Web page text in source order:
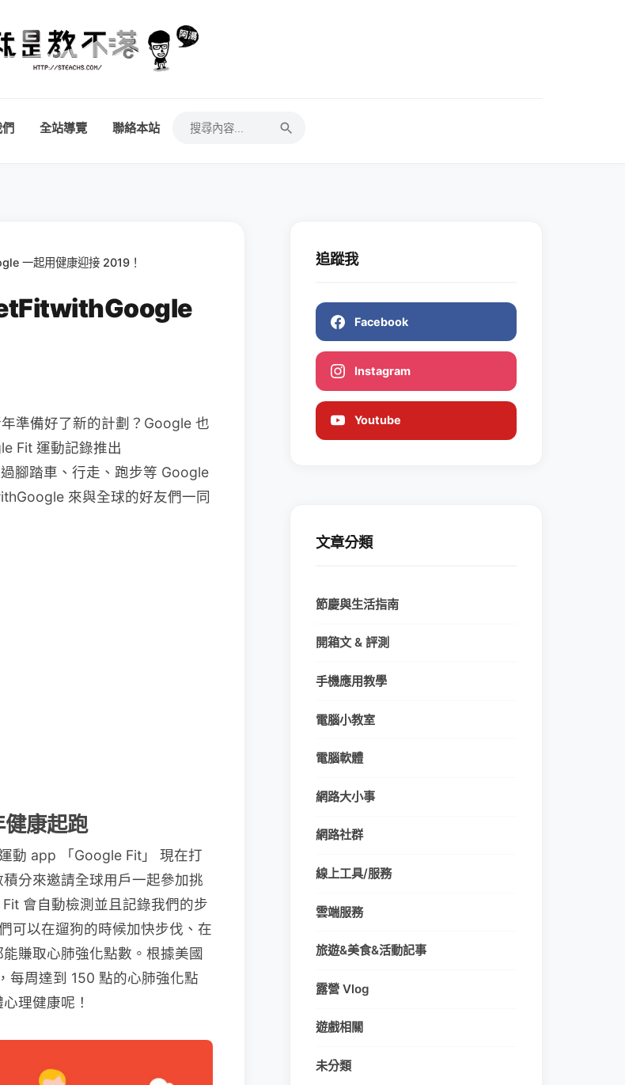
們 全站導覽 聯絡本站
一起用健康迎接 2019！
準備好了新的計劃？Google 也
Fit 運動記錄推出
腳踏車、行走、跑步等 Google
來與全球的好友們一同
康起跑
動 app 「Google Fit」 現在打
分來邀請全球用戶一起參加挑
會自動檢測並且記錄我們的步
可以在遛狗的時候加快步伐、在
賺取心肺強化點數。根據美國
每周達到 150 點的心肺強化點
理健康呢！
追蹤我
Facebook
Instagram
Youtube
文章分類
節慶與生活指南
開箱文 & 評測
手機應用教學
電腦小教室
電腦軟體
網路大小事
網路社群
線上工具/服務
雲端服務
旅遊&美食&活動記事
露營 Vlog
遊戲相關
未分類